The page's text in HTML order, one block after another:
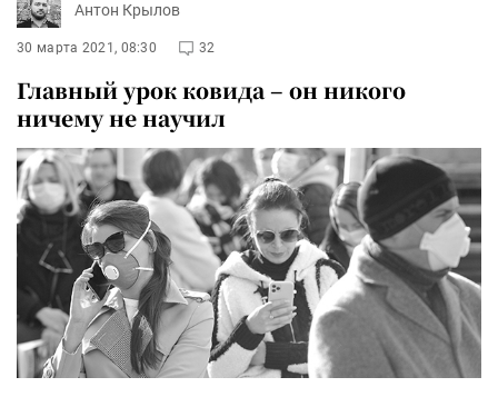
Антон Крылов
30 марта 2021, 08:30 32
Главный урок ковида – он никого
ничему не научил